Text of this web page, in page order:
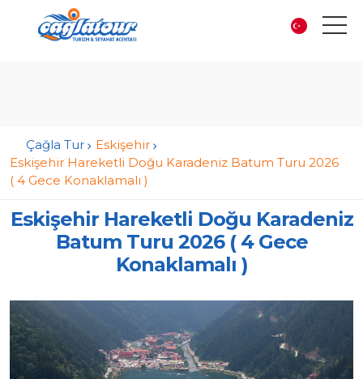
Çağla Tur
Eskişehir
Eskişehir Hareketli Doğu Karadeniz Batum Turu 2026
( 4 Gece Konaklamalı )
Eskişehir Hareketli Doğu Karadeniz
Batum Turu 2026 ( 4 Gece
Konaklamalı )